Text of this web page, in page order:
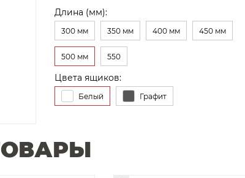
Длина (мм):
300 мм 350 мм 400 мм 450 мм
500 мм 550
Цвета ящиков:
Белый Графит